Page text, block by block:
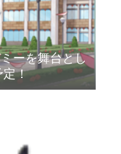
ーを舞台とし
定！